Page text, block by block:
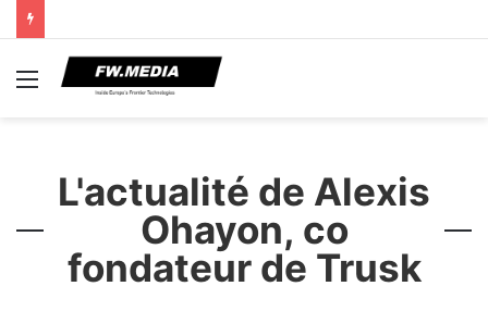
Menu
L'actualité de Alexis
Ohayon, co
fondateur de Trusk